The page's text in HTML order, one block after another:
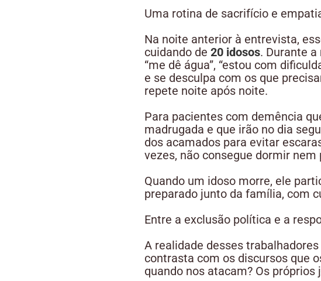
Uma rotina de sacrifício e
Na noite anterior à entrevista,
cuidando de 20 idosos. Durante a
“me dê água”, “estou com
e se desculpa com os que
repete noite após noite.
Para pacientes com demência
madrugada e que irão no dia
dos acamados para evitar
vezes, não consegue dormir
Quando um idoso morre, ele
preparado junto da família, com
Entre a exclusão política e a
A realidade desses
contrasta com os discursos que
quando nos atacam? Os próprios